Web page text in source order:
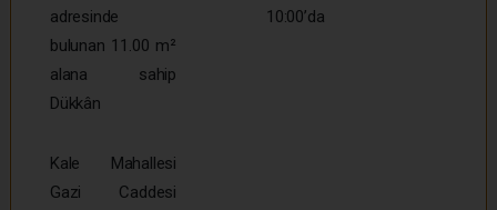
adresinde
bulunan 11.00 m²
alana sahip
Dükkân
10:00’da
Kale Mahallesi
Gazi Caddesi